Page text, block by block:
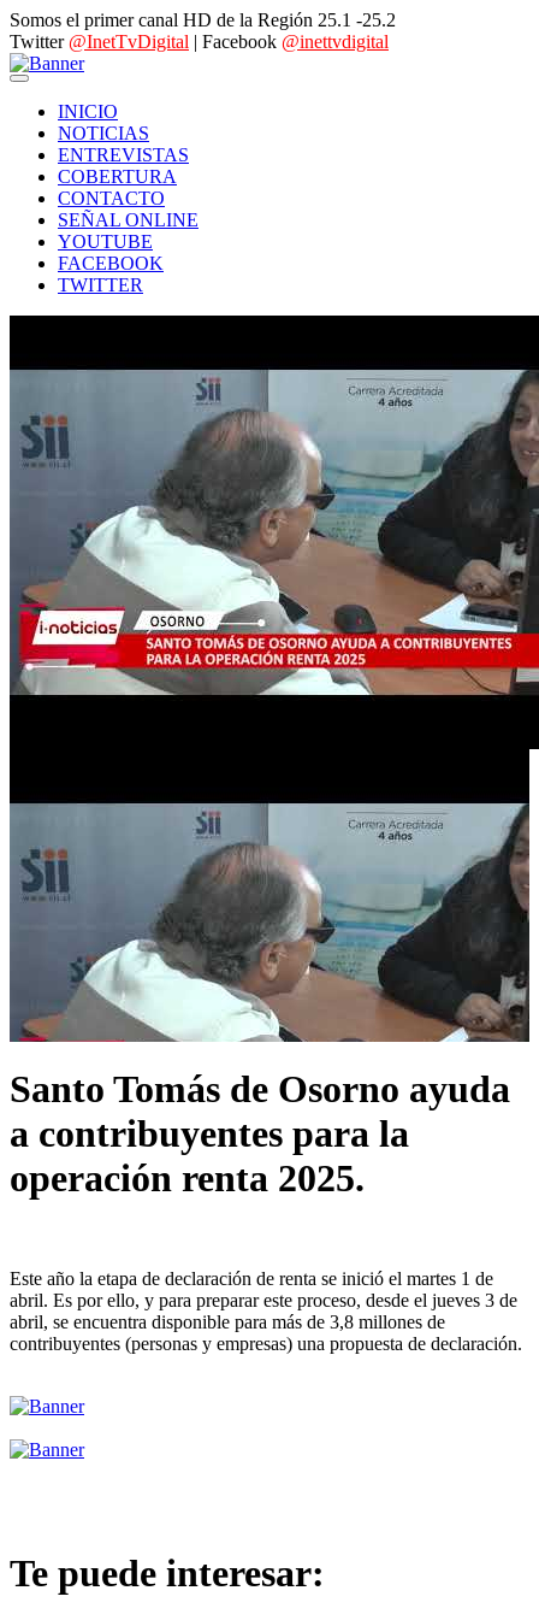
Somos el primer canal HD de la Región 25.1 -25.2
Twitter @InetTvDigital | Facebook @inettvdigital
INICIO
NOTICIAS
ENTREVISTAS
COBERTURA
CONTACTO
SEÑAL ONLINE
YOUTUBE
FACEBOOK
TWITTER
Santo Tomás de Osorno ayuda
a contribuyentes para la
operación renta 2025.
Este año la etapa de declaración de renta se inició el martes 1 de
abril. Es por ello, y para preparar este proceso, desde el jueves 3 de
abril, se encuentra disponible para más de 3,8 millones de
contribuyentes (personas y empresas) una propuesta de declaración.
Te puede interesar: